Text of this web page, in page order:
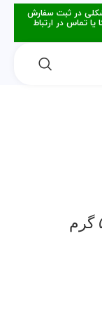
در ثبت سفارش
از طریق روبیکا یا تماس در ارتباط